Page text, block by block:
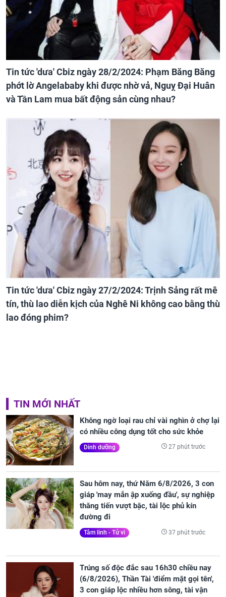
Tin tức 'dưa' Cbiz ngày 28/2/2024: Phạm Băng Băng
phớt lờ Angelababy khi được nhờ vả, Nguỵ Đại Huân
và Tần Lam mua bất động sản cùng nhau?
Tin tức 'dưa' Cbiz ngày 27/2/2024: Trịnh Sảng rất mê
tín, thù lao diễn kịch của Nghê Ni không cao bằng thù
lao đóng phim?
TIN MỚI NHẤT
Không ngờ loại rau chỉ vài nghìn ở chợ lại
có nhiều công dụng tốt cho sức khỏe
Dinh dưỡng 27 phút trước
Sau hôm nay, thứ Năm 6/8/2026, 3 con
giáp 'may mắn ập xuống đầu', sự nghiệp
thăng tiến vượt bậc, tài lộc phủ kín
đường đi
Tâm linh - Tử vi 37 phút trước
Trúng số độc đắc sau 16h30 chiều nay
(6/8/2026), Thần Tài 'điểm mặt gọi tên',
3 con giáp lộc nhiều hơn sông, tài vận